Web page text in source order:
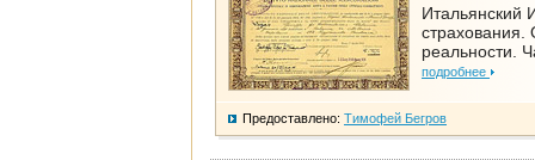
Итальянский
страхования.
реальности.
подробнее
Предоставлено: Тимофей Бегров